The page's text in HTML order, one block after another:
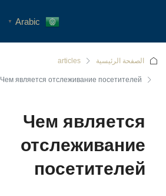
Arabic
▼
الصفحة الرئيسية articles
Чем является отслеживание посетителей
Чем является
отслеживание
посетителей